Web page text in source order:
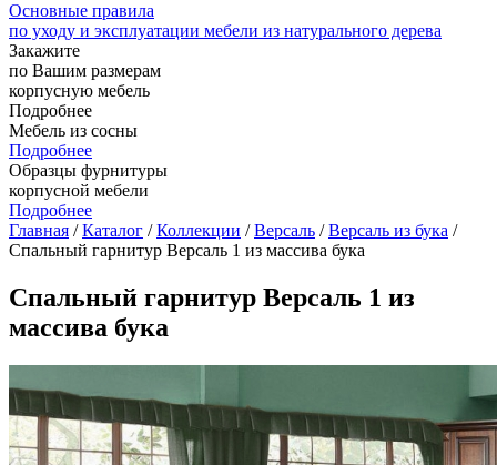
Основные правила
по уходу и эксплуатации мебели из натурального дерева
Закажите
по Вашим размерам
корпусную мебель
Подробнее
Мебель из сосны
Подробнее
Образцы фурнитуры
корпусной мебели
Подробнее
Главная /Каталог /Коллекции /Версаль /Версаль из бука /
Спальный гарнитур Версаль 1 из массива бука
Спальный гарнитур Версаль 1 из
массива бука